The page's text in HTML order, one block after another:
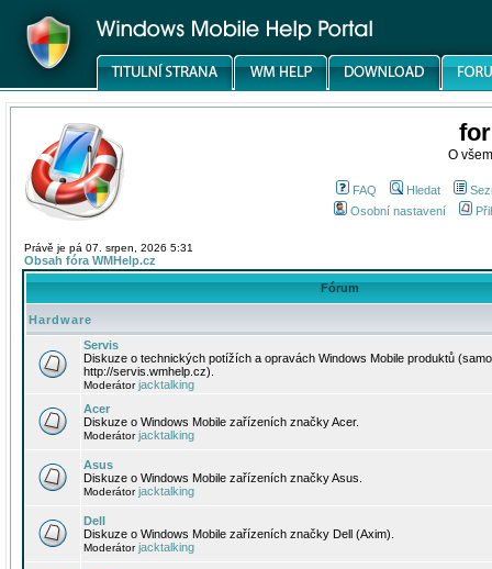
O
FAQ Hledat
Osobní nastavení
Právě je pá 07. srpen, 2026 5:31
Obsah fóra WMHelp.cz
Fórum
Hardware
Servis
Diskuze o technických potížích a opravách Windows Mobile produktů
http://servis.wmhelp.cz).
Moderátorjacktalking
Acer
Diskuze o Windows Mobile zařízeních značky Acer.
Moderátorjacktalking
Asus
Diskuze o Windows Mobile zařízeních značky Asus.
Moderátorjacktalking
Dell
Diskuze o Windows Mobile zařízeních značky Dell (Axim).
Moderátorjacktalking